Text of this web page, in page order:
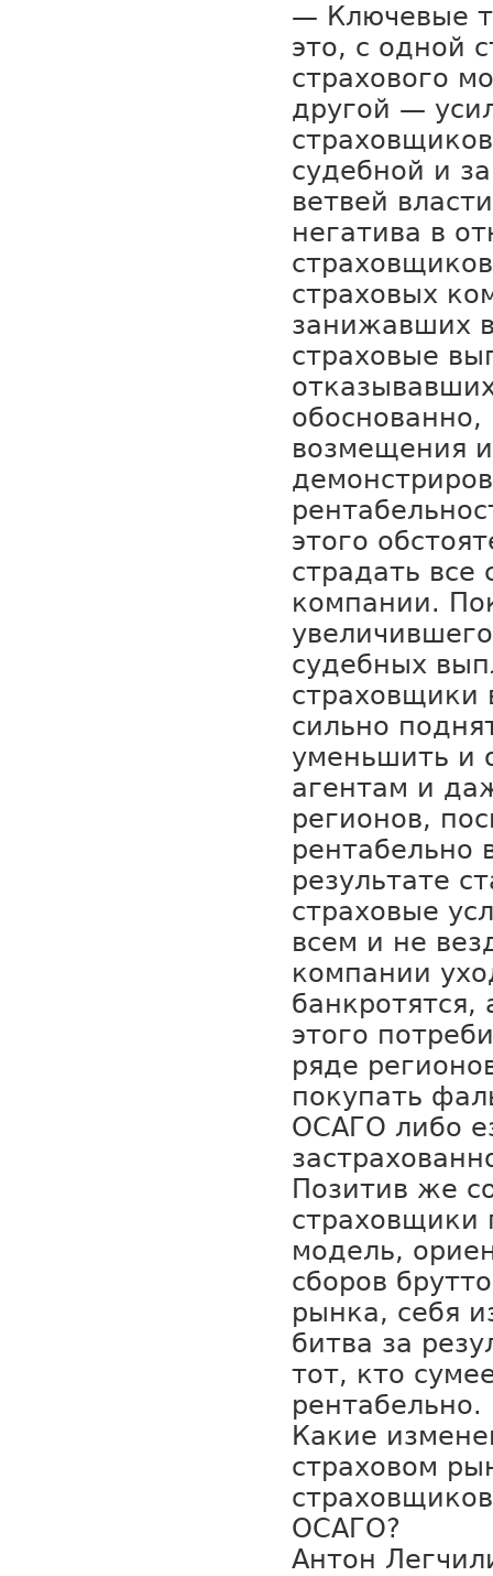
— Ключевые
это, с одной
страхового
другой —
судебной и
ветвей
негатива в
страховых
занижавших
страховые
обоснованно,
возмещения
этого
страдать все
компании.
судебных
сильно
уменьшить и
агентам и
регионов,
рентабельно
результате
страховые
всем и не
компании
банкротятся,
этого
ряде
покупать
ОСАГО либо
Позитив же
страховщики
модель,
сборов
рынка, себя
битва за
тот, кто
рентабельно.
Какие
страховом
ОСАГО?
Антон